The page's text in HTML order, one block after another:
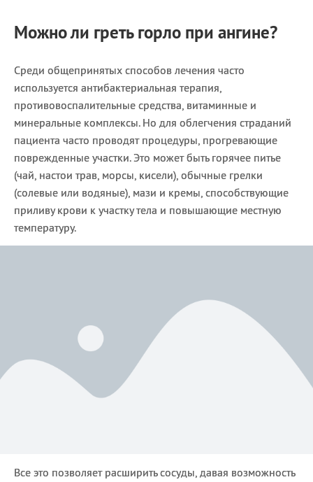
Можно ли греть горло при ангине?
Среди общепринятых способов лечения часто
используется антибактериальная терапия,
противовоспалительные средства, витаминные и
минеральные комплексы. Но для облегчения страданий
пациента часто проводят процедуры, прогревающие
поврежденные участки. Это может быть горячее питье
(чай, настои трав, морсы, кисели), обычные грелки
(солевые или водяные), мази и кремы, способствующие
приливу крови к участку тела и повышающие местную
температуру.
Все это позволяет расширить сосуды, давая возможность